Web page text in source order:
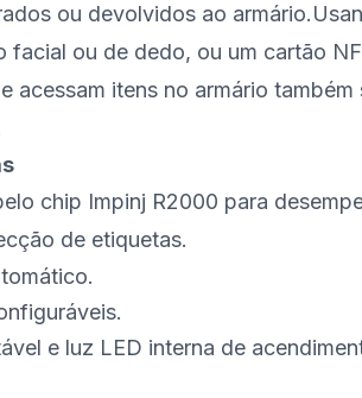
ou devolvidos ao armário.
facial ou de dedo, ou um cartão
acessam itens no armário também
chip Impinj R2000 para
de etiquetas.
e luz LED interna de